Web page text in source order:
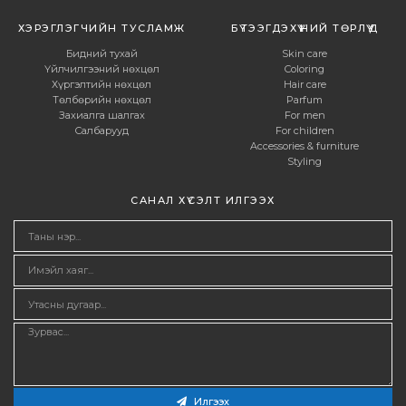
ХЭРЭГЛЭГЧИЙН ТУСЛАМЖ
Бидний тухай
Үйлчилгээний нөхцөл
Хүргэлтийн нөхцөл
Төлбөрийн нөхцөл
Захиалга шалгах
Салбарууд
БҮТЭЭГДЭХҮҮНИЙ ТӨРЛҮҮД
Skin care
Coloring
Hair care
Parfum
For men
For children
Accessories & furniture
Styling
САНАЛ ХҮСЭЛТ ИЛГЭЭХ
Илгээх